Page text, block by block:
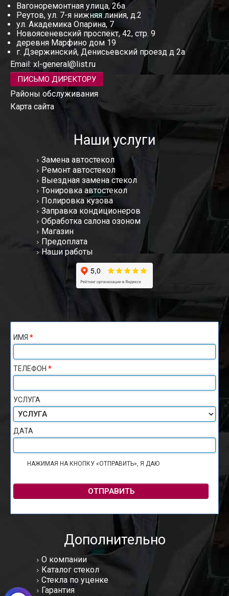
Вагоноремонтная улица, 26а
Реутов, ул. 7-я нижняя линия, д.2
ул. Академика Опарина, 7
Новоясеневский проспект, 42, стр. 9
деревня Марфино дом 19
г. Дзержинский, Денисьевский проезд д 2а
Email: xl-general@list.ru
ПИСЬМО ДИРЕКТОРУ
Районы обслуживания
Карта сайта
Наши услуги
Замена автостекол
Ремонт автостекол
Выездная замена стекол
Тонировка автостекол
Полировка кузова
Заправка кондиционеров
Обработка салона озоном
Магазин
Предоплата
Наши работы
ИМЯ *
ТЕЛЕФОН *
УСЛУГА
ДАТА
НАЖИМАЯ НА КНОПКУ «ОТПРАВИТЬ», Я ДАЮ
ОТПРАВИТЬ
Дополнительно
О компании
Каталог стекол
Стекла по уценке
Гарантия